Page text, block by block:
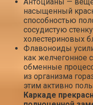
Антоцианы —
насыщенный
способностью
сосудистую
холестериновых
Флавоноиды
как желчегонное
обменные
из организма
этим активно
Каркаде